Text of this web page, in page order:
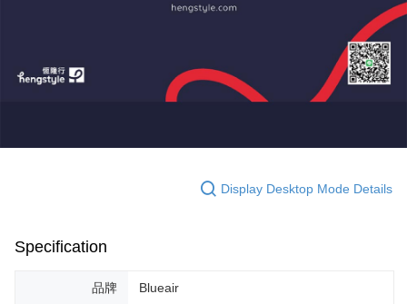
Display Desktop Mode Details
Specification
品牌 Blueair